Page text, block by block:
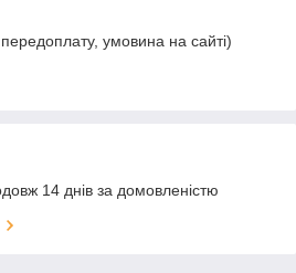
умовина на сайті)
14 днів за домовленістю